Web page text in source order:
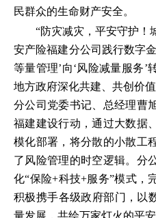
民群众的生命财产安全。
“防灾减灾，平安守护！
安产险福建分公司践行数字
等量管理’向‘风险减量服务
地方政府深化共建、共创价
分公司党委书记、总经理曹
福建建设行动，通过大数据
模化部署，将分散的小散工
了风险管理的时空逻辑。分
化“保险+科技+服务”模式，
积极携手各级政府部门，以